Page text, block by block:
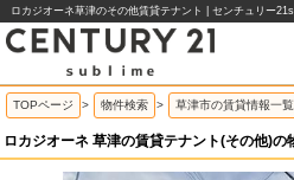
ロカジオーネ草津のその他賃貸テナント | センチュリー
TOPページ > 物件検索 > 草津市の賃貸情報一覧
ロカジオーネ 草津の賃貸テナント(その他)の